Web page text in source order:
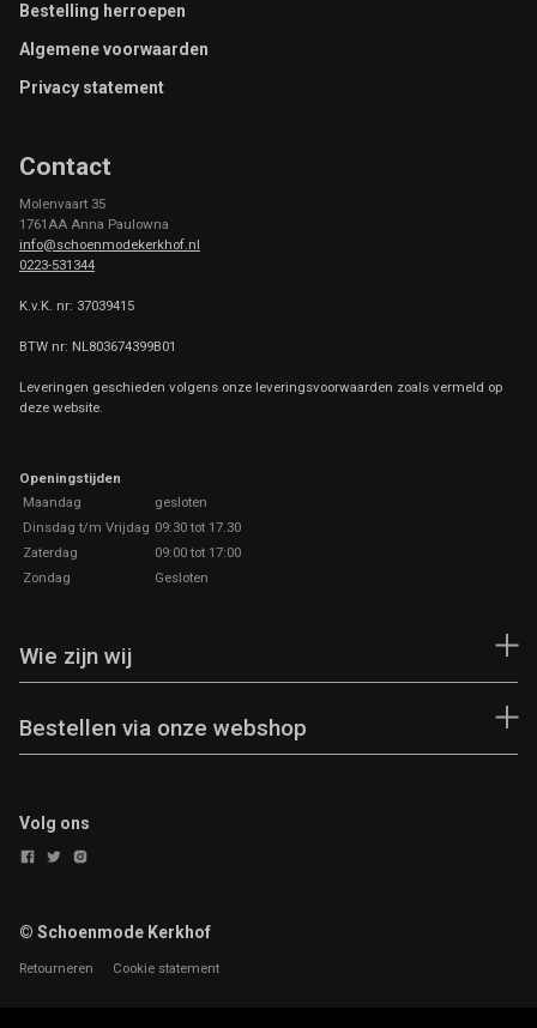
Footer
Bestelling herroepen
Algemene voorwaarden
Privacy statement
Contact
Molenvaart 35
1761AA Anna Paulowna
info@schoenmodekerkhof.nl
0223-531344
K.v.K. nr: 37039415
BTW nr: NL803674399B01
Leveringen geschieden volgens onze leveringsvoorwaarden zoals vermeld op
deze website.
Openingstijden
Maandag
gesloten
Dinsdag t/m Vrijdag 09:30 tot 17.30
Zaterdag
09:00 tot 17:00
Zondag
Gesloten
Wie zijn wij
Bestellen via onze webshop
Volg ons
© Schoenmode Kerkhof
Retourneren Cookie statement